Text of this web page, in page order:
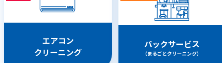
エアコン
クリーニング
パックサービス
（まるごとクリーニング）